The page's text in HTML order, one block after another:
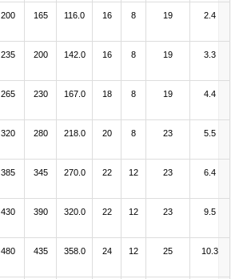
200 165 116.0 16 8 19 2.4
235 200 142.0 16 8 19 3.3
265 230 167.0 18 8 19 4.4
320 280 218.0 20 8 23 5.5
385 345 270.0 22 12 23 6.4
430 390 320.0 22 12 23 9.5
480 435 358.0 24 12 25 10.3